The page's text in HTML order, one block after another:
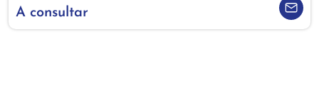
A consultar